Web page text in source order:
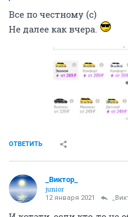
Все по честному (с)
Не далее как вчера.
ОТВЕТИТЬ
_Виктор_
juniоr
12 января 2021